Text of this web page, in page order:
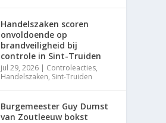
Handelszaken scoren
onvoldoende op
brandveiligheid bij
controle in Sint-Truiden
jul 29, 2026 | Controleacties,
Handelszaken, Sint-Truiden
Burgemeester Guy Dumst
van Zoutleeuw bokst